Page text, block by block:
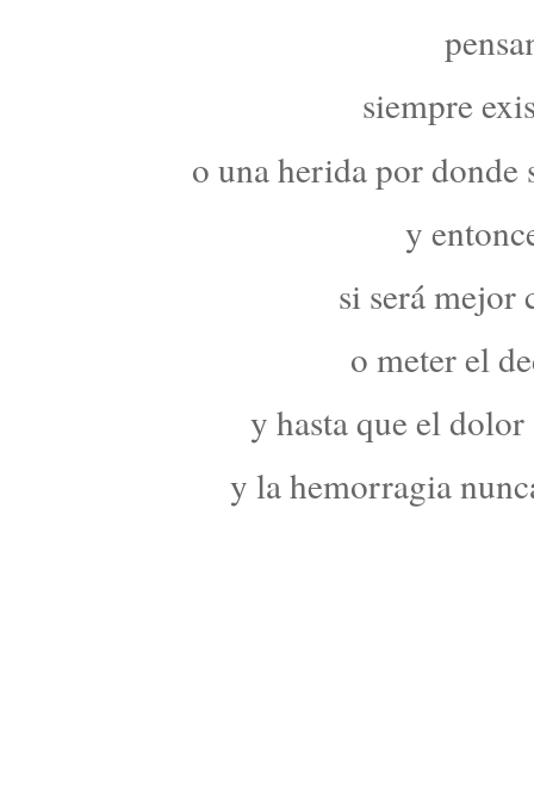
siempre
o una herida por donde
y
si será mejor
o meter el
y hasta que el
y la hemorragia